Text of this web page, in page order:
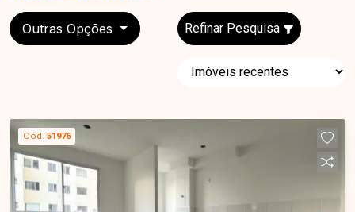
Outras Opções Refinar Pesquisa
Cód. 51976